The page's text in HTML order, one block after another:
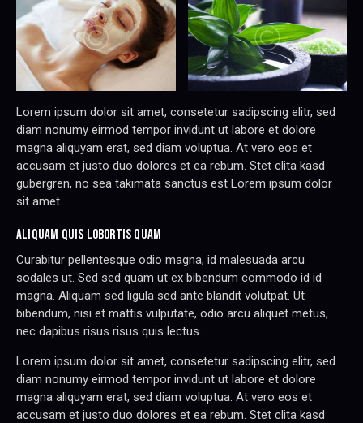
Lorem ipsum dolor sit amet, consetetur sadipscing elitr, sed
diam nonumy eirmod tempor invidunt ut labore et dolore
magna aliquyam erat, sed diam voluptua. At vero eos et
accusam et justo duo dolores et ea rebum. Stet clita kasd
gubergren, no sea takimata sanctus est Lorem ipsum dolor
sit amet.
ALIQUAM QUIS LOBORTIS QUAM
Curabitur pellentesque odio magna, id malesuada arcu
sodales ut. Sed sed quam ut ex bibendum commodo id id
magna. Aliquam sed ligula sed ante blandit volutpat. Ut
bibendum, nisi et mattis vulputate, odio arcu aliquet metus,
nec dapibus risus risus quis lectus.
Lorem ipsum dolor sit amet, consetetur sadipscing elitr, sed
diam nonumy eirmod tempor invidunt ut labore et dolore
magna aliquyam erat, sed diam voluptua. At vero eos et
accusam et justo duo dolores et ea rebum. Stet clita kasd